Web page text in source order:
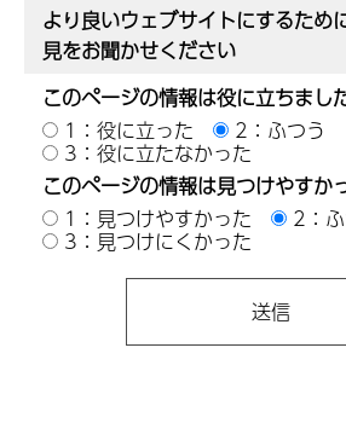
より良いウェブサイトにするため
見をお聞かせください
このページの情報は役に立ちまし
1：役に立った
2：ふつう
3：役に立たなかった
このページの情報は見つけやすか
1：見つけやすかった
2：
3：見つけにくかった